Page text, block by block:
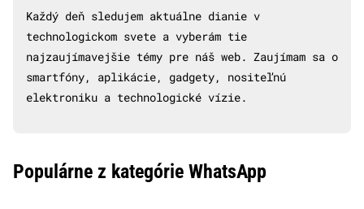
Každý deň sledujem aktuálne dianie v
technologickom svete a vyberám tie
najzaujímavejšie témy pre náš web. Zaujímam sa o
smartfóny, aplikácie, gadgety, nositeľnú
elektroniku a technologické vízie.
Populárne z kategórie WhatsApp